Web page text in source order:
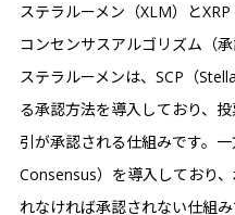
ステラルーメン（XLM）と
コンセンサスアルゴリズム（
ステラルーメンは、SCP（
る承認方法を導入しており、
引が承認される仕組みです。
Consensus）を導入しており
れなければ承認されない仕組み